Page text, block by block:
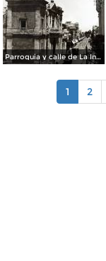
Parroquia y calle de La Independencia.
1 2